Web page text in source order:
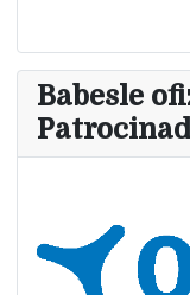
Babesle